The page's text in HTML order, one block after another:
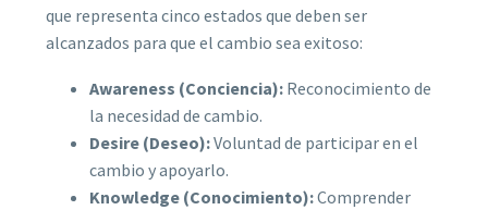
que representa cinco estados que deben ser
alcanzados para que el cambio sea exitoso:
Awareness (Conciencia): Reconocimiento de
la necesidad de cambio.
Desire (Deseo):Voluntad de participar en el
cambio y apoyarlo.
Knowledge (Conocimiento):Comprender